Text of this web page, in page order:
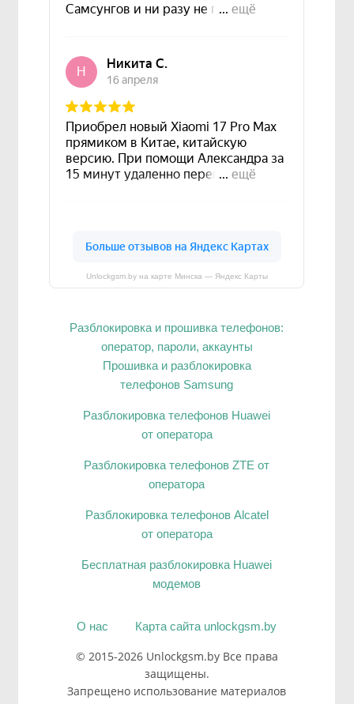
Unlockgsm.by на карте Минска — Яндекс Карты
Разблокировка и прошивка телефонов:
оператор, пароли, аккаунты
Прошивка и разблокировка
телефонов Samsung
Разблокировка телефонов Huawei
от оператора
Разблокировка телефонов ZTE от
оператора
Разблокировка телефонов Alcatel
от оператора
Бесплатная разблокировка Huawei
модемов
О нас Карта сайта unlockgsm.by
© 2015-2026 Unlockgsm.by Все права
защищены.
Запрещено использование материалов